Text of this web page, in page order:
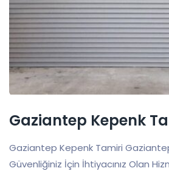
Gaziantep Kepenk
Gaziantep Kepenk Tamiri
Güvenliğiniz İçin İhtiyacınız Olan